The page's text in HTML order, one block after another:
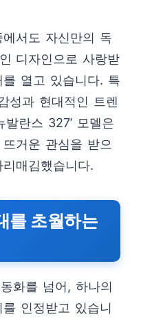
서도 자신만의 독
디자인으로 사랑받
열고 있습니다. 특
성과 현대적인 트렌
발란스 327’ 모델은
거운 관심을 받으
매김했습니다.
를 초월하는
화를 넘어, 하나의
인정받고 있습니